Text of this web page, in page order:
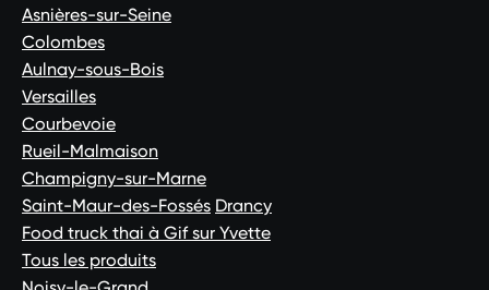
Asnières-sur-Seine
Colombes
Aulnay-sous-Bois
Versailles
Courbevoie
Rueil-Malmaison
Champigny-sur-Marne
Saint-Maur-des-Fossés Drancy
Food truck thai à Gif sur Yvette
Tous les produits